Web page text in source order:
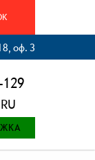
оф. 3